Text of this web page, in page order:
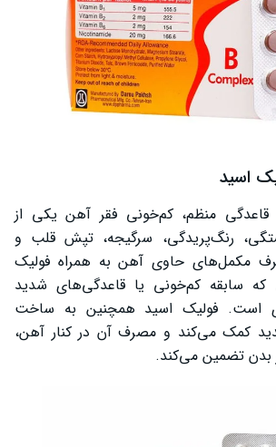
اسید
قاعدگی منظم، کم‌خونی فقر آهن یکی از
رنگ‌پریدگی، سرگیجه، تپش قلب و
مکمل‌های حاوی آهن به همراه فولیک
که سابقه کم‌خونی یا قاعدگی‌های شدید
است. فولیک اسید همچنین به ساخت
کمک می‌کند و مصرف آن در کنار آهن،
بدن تضمین می‌کند.